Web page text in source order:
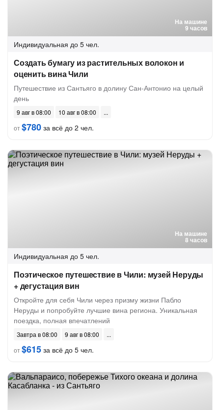
На машине
9 часов
Индивидуальная до 5 чел.
Создать бумагу из растительных волокон и
оценить вина Чили
Путешествие из Сантьяго в долину Сан-Антонио на целый
день
9 авг в 08:00
10 авг в 08:00
от$780 за всё до 2 чел.
На машине
8 часов
Индивидуальная до 5 чел.
Поэтическое путешествие в Чили: музей Неруды
+ дегустация вин
Откройте для себя Чили через призму жизни Пабло
Неруды и попробуйте лучшие вина региона. Уникальная
поездка, полная впечатлений
Завтра в 08:00
9 авг в 08:00
от$615 за всё до 5 чел.